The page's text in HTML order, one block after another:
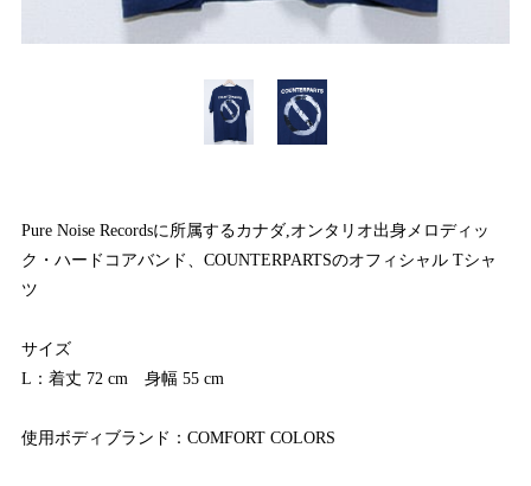
Pure Noise Recordsに所属するカナダ,オンタリオ出身メロディッ
ク・ハードコアバンド、COUNTERPARTSのオフィシャル Tシャ
ツ
サイズ
L：着丈 72 cm 身幅 55 cm
使用ボディブランド：COMFORT COLORS